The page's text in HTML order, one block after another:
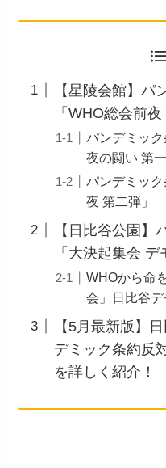
【星陵会館】パ
「WHO総会前
パンデミッ
夜の闘い 第一
パンデミッ
夜 第二弾」
【日比谷公園】
「大決起集会 デ
WHOから命
会」日比谷
【5月最新版】
デミック条約反
を詳しく紹介！